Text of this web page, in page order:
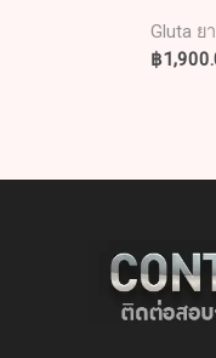
Gluta ย
฿